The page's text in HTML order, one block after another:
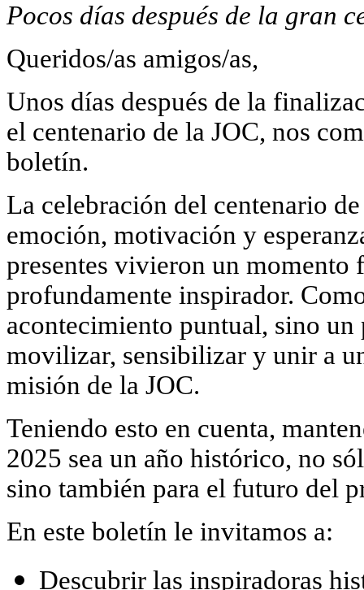
Pocos días después de la gran
Queridos/as amigos/as,
Unos días después de la
el centenario de la JOC, nos
boletín.
La celebración del centenario
emoción, motivación y
presentes vivieron un
profundamente inspirador.
acontecimiento puntual, sino
movilizar, sensibilizar y unir a
misión de la JOC.
Teniendo esto en cuenta,
2025 sea un año histórico, no
sino también para el futuro del
En este boletín le invitamos a:
Descubrir las inspiradoras